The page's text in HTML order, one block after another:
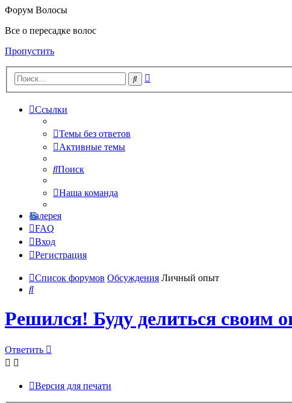
Форум Волосы
Все о пересадке волос
Пропустить
Поиск
Ссылки
Темы без ответов
Активные темы
Поиск
Наша команда
Галерея
FAQ
Вход
Регистрация
Список форумов Обсуждения Личный опыт
Поиск
Решился! Буду делиться своим
Ответить
Версия для печати